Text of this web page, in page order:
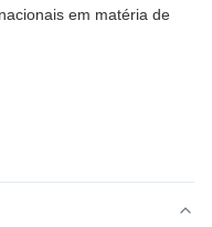
em matéria de